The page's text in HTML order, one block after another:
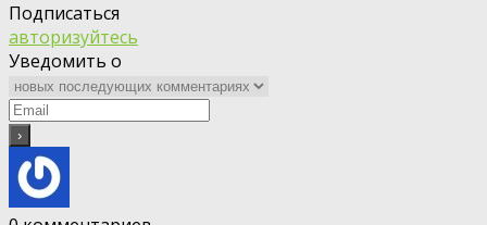
Подписаться
авторизуйтесь
Уведомить о